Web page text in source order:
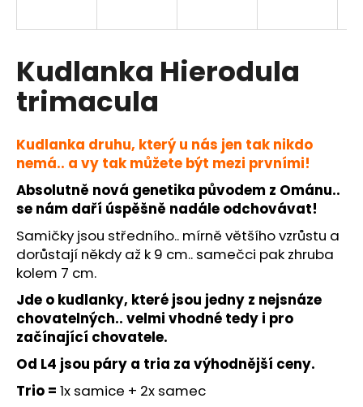
Kudlanka Hierodula
trimacula
Kudlanka druhu, který u nás jen tak nikdo
nemá.. a vy tak můžete být mezi prvními!
Absolutně nová genetika původem z Ománu..
se nám daří úspěšně nadále odchovávat!
Samičky jsou středního.. mírně většího vzrůstu a
dorůstají někdy až k 9 cm.. samečci pak zhruba
kolem 7 cm.
Jde o kudlanky, které jsou jedny z nejsnáze
chovatelných.. velmi vhodné tedy i pro
začínající chovatele.
Od L4 jsou páry a tria za výhodnější ceny.
Trio = 1x samice + 2x samec
í
t
?
HLEDAT
D
o
p
o
r
u
č
u
j